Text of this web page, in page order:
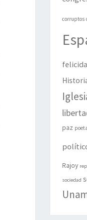
corruptos
paz poeta
Rajoy
sociedad